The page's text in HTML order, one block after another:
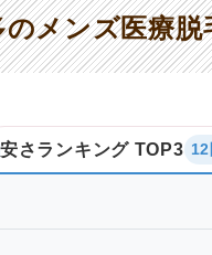
のメンズ医療
安さランキング TOP3